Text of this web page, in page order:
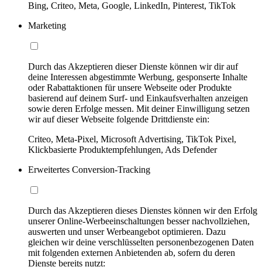
Bing, Criteo, Meta, Google, LinkedIn, Pinterest, TikTok
Marketing
Durch das Akzeptieren dieser Dienste können wir dir auf
deine Interessen abgestimmte Werbung, gesponserte Inhalte
oder Rabattaktionen für unsere Webseite oder Produkte
basierend auf deinem Surf- und Einkaufsverhalten anzeigen
sowie deren Erfolge messen. Mit deiner Einwilligung setzen
wir auf dieser Webseite folgende Drittdienste ein:
Criteo, Meta-Pixel, Microsoft Advertising, TikTok Pixel,
Klickbasierte Produktempfehlungen, Ads Defender
Erweitertes Conversion-Tracking
Durch das Akzeptieren dieses Dienstes können wir den Erfolg
unserer Online-Werbeeinschaltungen besser nachvollziehen,
auswerten und unser Werbeangebot optimieren. Dazu
gleichen wir deine verschlüsselten personenbezogenen Daten
mit folgenden externen Anbietenden ab, sofern du deren
Dienste bereits nutzt: